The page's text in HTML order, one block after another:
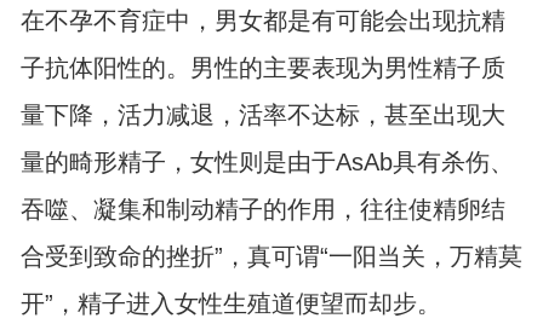
在不孕不育症中，男女都是有可能会出现抗精
子抗体阳性的。男性的主要表现为男性精子质
量下降，活力减退，活率不达标，甚至出现大
量的畸形精子，女性则是由于AsAb具有杀伤、
吞噬、凝集和制动精子的作用，往往使精卵结
合受到致命的挫折”，真可谓“一阳当关，万精莫
开”，精子进入女性生殖道便望而却步。